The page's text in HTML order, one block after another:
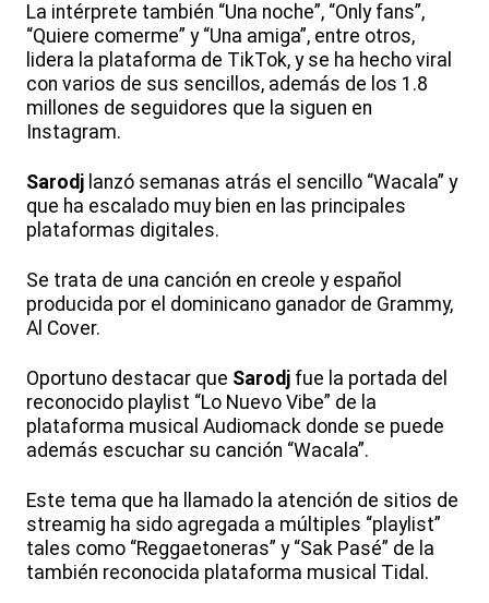
La intérprete también “Una noche”, “Only fans”,
“Quiere comerme” y “Una amiga”, entre otros,
lidera la plataforma de TikTok, y se ha hecho viral
con varios de sus sencillos, además de los 1.8
millones de seguidores que la siguen en
Instagram.
Sarodj lanzó semanas atrás el sencillo “Wacala” y
que ha escalado muy bien en las principales
plataformas digitales.
Se trata de una canción en creole y español
producida por el dominicano ganador de Grammy,
Al Cover.
Oportuno destacar que Sarodj fue la portada del
reconocido playlist “Lo Nuevo Vibe” de la
plataforma musical Audiomack donde se puede
además escuchar su canción “Wacala”.
Este tema que ha llamado la atención de sitios de
streamig ha sido agregada a múltiples “playlist”
tales como “Reggaetoneras” y “Sak Pasé” de la
también reconocida plataforma musical Tidal.